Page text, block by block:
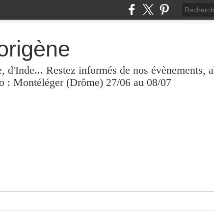
d'Inde... Restez informés de nos évènements,
: Montéléger (Drôme) 27/06 au 08/07